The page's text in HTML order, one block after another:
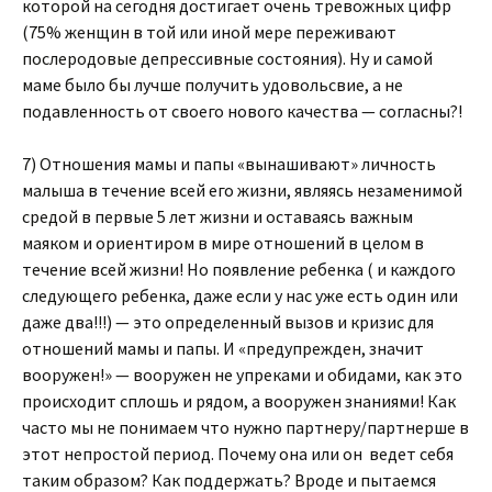
которой на сегодня достигает очень тревожных цифр
(75% женщин в той или иной мере переживают
послеродовые депрессивные состояния). Ну и самой
маме было бы лучше получить удовольсвие, а не
подавленность от своего нового качества — согласны?!
7) Отношения мамы и папы «вынашивают» личность
малыша в течение всей его жизни, являясь незаменимой
средой в первые 5 лет жизни и оставаясь важным
маяком и ориентиром в мире отношений в целом в
течение всей жизни! Но появление ребенка ( и каждого
следующего ребенка, даже если у нас уже есть один или
даже два!!!) — это определенный вызов и кризис для
отношений мамы и папы. И «предупрежден, значит
вооружен!» — вооружен не упреками и обидами, как это
происходит сплошь и рядом, а вооружен знаниями! Как
часто мы не понимаем что нужно партнеру/партнерше в
этот непростой период. Почему она или он ведет себя
таким образом? Как поддержать? Вроде и пытаемся